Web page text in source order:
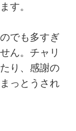
す。
でも多すぎ
ん。チャリ
り、感謝の
っとうされ